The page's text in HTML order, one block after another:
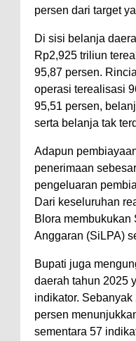
persen dari target
‎Di sisi belanja
Rp2,925 triliun
95,87 persen.
operasi terealisasi
95,51 persen,
serta belanja tak
‎Adapun
penerimaan
pengeluaran
Dari keseluruhan
Blora membukukan
Anggaran (SiLPA)
‎Bupati juga
daerah tahun 2025
indikator.
persen
sementara 57